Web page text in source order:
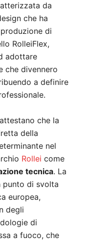
da
che ha
di
RolleiFlex,
adottare
che divennero
a definire
che la
della
nel
Rollei come
tecnica. La
punto di svolta
europea,
degli
di
a fuoco, che